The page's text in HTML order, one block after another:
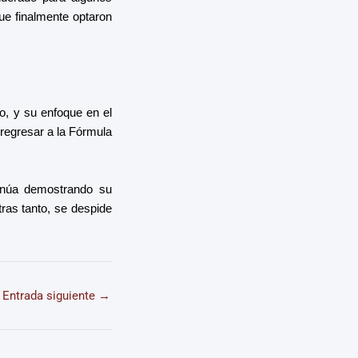
finalmente optaron
y su enfoque en el
a la Fórmula
demostrando su
tanto, se despide
Entrada siguiente →